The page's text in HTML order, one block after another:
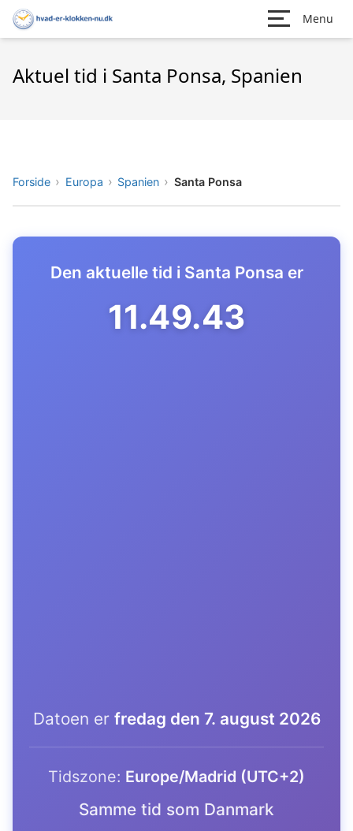
Menu
Aktuel tid i Santa Ponsa, Spanien
Forside Europa Spanien Santa Ponsa
Den aktuelle tid i Santa Ponsa er
11.49.44
Datoen er fredag den 7. august 2026
Tidszone: Europe/Madrid (UTC+2)
Samme tid som Danmark